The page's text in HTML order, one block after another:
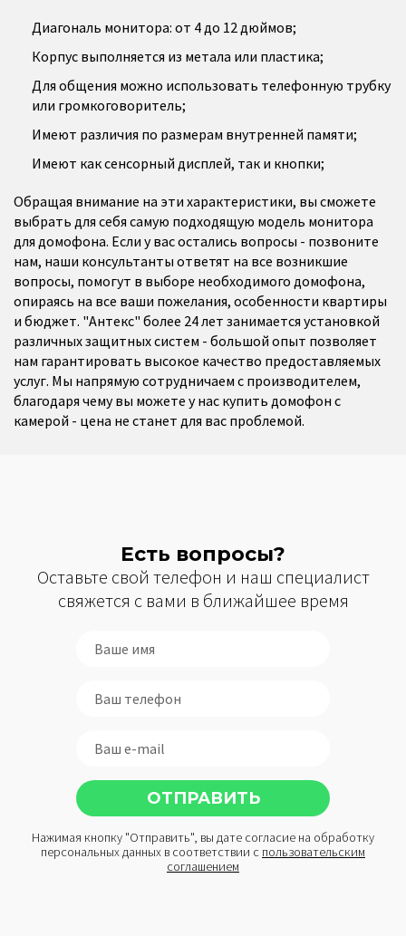
Диагональ монитора: от 4 до 12 дюймов;
Корпус выполняется из метала или пластика;
Для общения можно использовать телефонную трубку
или громкоговоритель;
Имеют различия по размерам внутренней памяти;
Имеют как сенсорный дисплей, так и кнопки;
Обращая внимание на эти характеристики, вы сможете
выбрать для себя самую подходящую модель монитора
для домофона. Если у вас остались вопросы - позвоните
нам, наши консультанты ответят на все возникшие
вопросы, помогут в выборе необходимого домофона,
опираясь на все ваши пожелания, особенности квартиры
и бюджет. "Антекс" более 24 лет занимается установкой
различных защитных систем - большой опыт позволяет
нам гарантировать высокое качество предоставляемых
услуг. Мы напрямую сотрудничаем с производителем,
благодаря чему вы можете у нас купить домофон с
камерой - цена не станет для вас проблемой.
Есть вопросы?
Оставьте свой телефон и наш специалист
свяжется с вами в ближайшее время
Нажимая кнопку "Отправить", вы дате согласие на обработку
персональных данных в соответствии с пользовательским
соглашением